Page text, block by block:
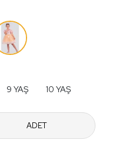
9 YAŞ 10 YAŞ
ADET